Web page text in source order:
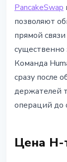
PancakeSwap
позволяют
прямой
существенно
Команда
сразу после
держателей
операций до
Цена H-